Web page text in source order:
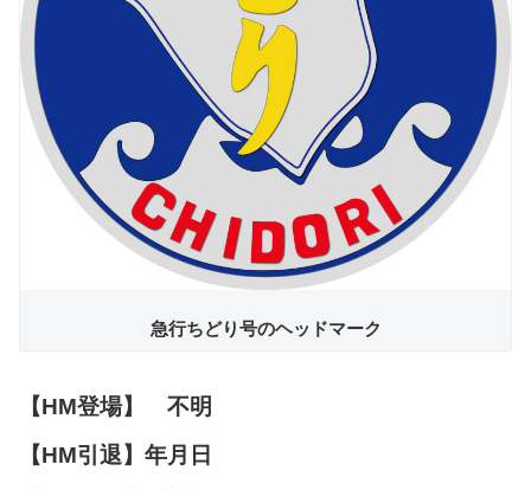
急行ちどり号のヘッドマーク
【HM登場】 不明
【HM引退】年月日